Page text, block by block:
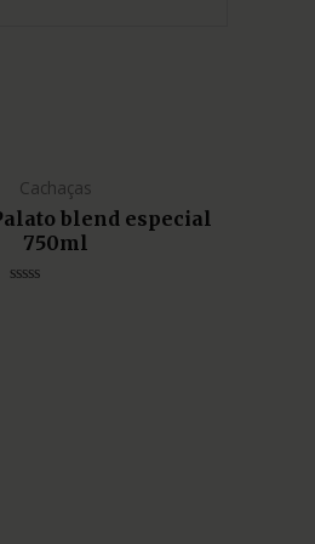
Cachaças
blend especial
750ml